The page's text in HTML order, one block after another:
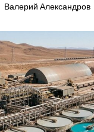
Валерий Александров